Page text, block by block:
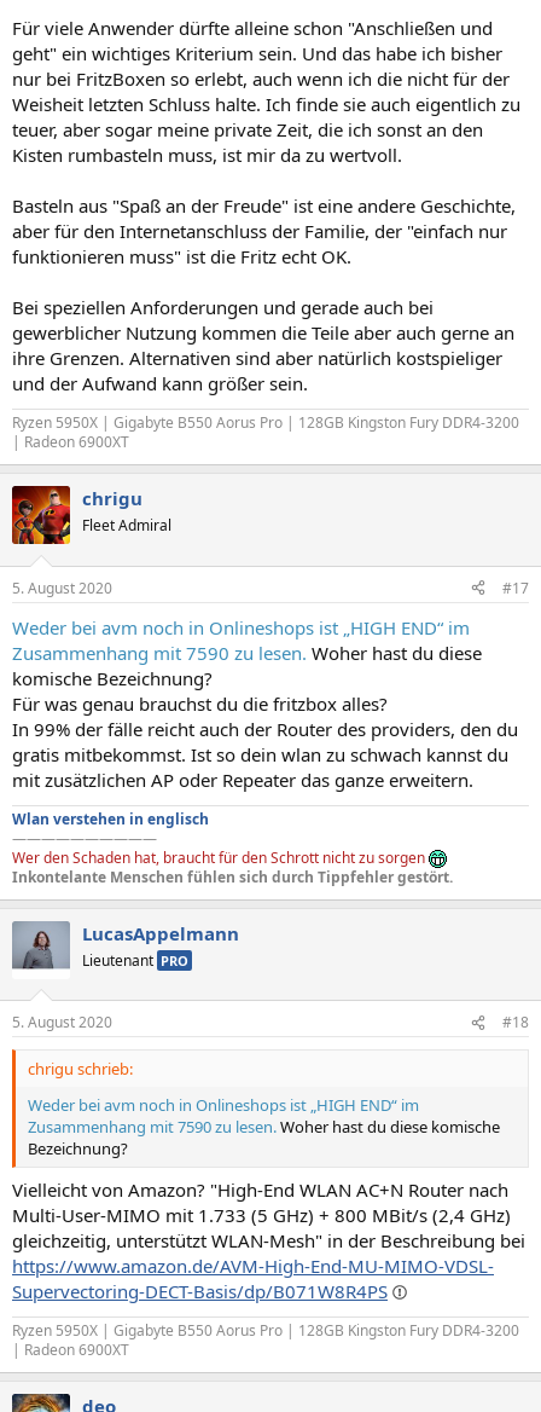
Für viele Anwender dürfte alleine schon "Anschließen und
geht" ein wichtiges Kriterium sein. Und das habe ich bisher
nur bei FritzBoxen so erlebt, auch wenn ich die nicht für der
Weisheit letzten Schluss halte. Ich finde sie auch eigentlich zu
teuer, aber sogar meine private Zeit, die ich sonst an den
Kisten rumbasteln muss, ist mir da zu wertvoll.
Basteln aus "Spaß an der Freude" ist eine andere Geschichte,
aber für den Internetanschluss der Familie, der "einfach nur
funktionieren muss" ist die Fritz echt OK.
Bei speziellen Anforderungen und gerade auch bei
gewerblicher Nutzung kommen die Teile aber auch gerne an
ihre Grenzen. Alternativen sind aber natürlich kostspieliger
und der Aufwand kann größer sein.
Ryzen 5950X | Gigabyte B550 Aorus Pro | 128GB Kingston Fury DDR4-3200
| Radeon 6900XT
chrigu
Fleet Admiral
5. August 2020 #17
Weder bei avm noch in Onlineshops ist „HIGH END“ im
Zusammenhang mit 7590 zu lesen. Woher hast du diese
komische Bezeichnung?
Für was genau brauchst du die fritzbox alles?
In 99% der fälle reicht auch der Router des providers, den du
gratis mitbekommst. Ist so dein wlan zu schwach kannst du
mit zusätzlichen AP oder Repeater das ganze erweitern.
Wlan verstehen in englisch
——————————
Wer den Schaden hat, braucht für den Schrott nicht zu sorgen
Inkontelante Menschen fühlen sich durch Tippfehler gestört.
LucasAppelmann
Lieutenant PRO
5. August 2020 #18
chrigu schrieb:
Weder bei avm noch in Onlineshops ist „HIGH END“ im
Zusammenhang mit 7590 zu lesen.Woher hast du diese komische
Bezeichnung?
Vielleicht von Amazon? "High-End WLAN AC+N Router nach
Multi-User-MIMO mit 1.733 (5 GHz) + 800 MBit/s (2,4 GHz)
gleichzeitig, unterstützt WLAN-Mesh" in der Beschreibung bei
https://www.amazon.de/AVM-High-End-MU-MIMO-VDSL-
Supervectoring-DECT-Basis/dp/B071W8R4PS
Ryzen 5950X | Gigabyte B550 Aorus Pro | 128GB Kingston Fury DDR4-3200
| Radeon 6900XT
deo